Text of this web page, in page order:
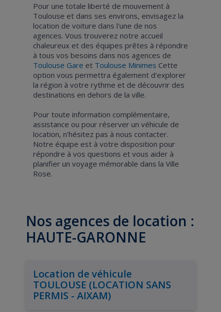
Pour une totale liberté de mouvement à
Toulouse et dans ses environs, envisagez la
location de voiture dans l'une de nos
agences. Vous trouverez notre accueil
chaleureux et des équipes prêtes à répondre
à tous vos besoins dans nos agences de
Toulouse Gare et Toulouse Minimes Cette
option vous permettra également d'explorer
la région à votre rythme et de découvrir des
destinations en dehors de la ville.
Pour toute information complémentaire,
assistance ou pour réserver un véhicule de
location, n'hésitez pas à nous contacter.
Notre équipe est à votre disposition pour
répondre à vos questions et vous aider à
planifier un voyage mémorable dans la Ville
Rose.
Nos agences de location :
HAUTE-GARONNE
Location de véhicule
TOULOUSE (LOCATION SANS
PERMIS - AIXAM)